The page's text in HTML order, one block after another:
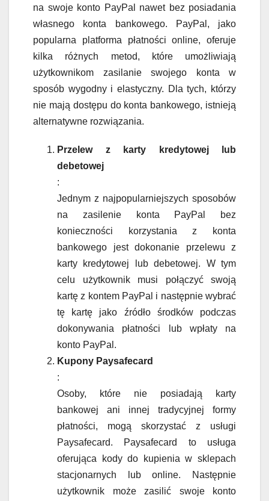
na swoje konto PayPal nawet bez posiadania
własnego konta bankowego. PayPal, jako
popularna platforma płatności online, oferuje
kilka różnych metod, które umożliwiają
użytkownikom zasilanie swojego konta w
sposób wygodny i elastyczny. Dla tych, którzy
nie mają dostępu do konta bankowego, istnieją
alternatywne rozwiązania.
Przelew z karty kredytowej lub
debetowej
:
Jednym z najpopularniejszych sposobów
na zasilenie konta PayPal bez
konieczności korzystania z konta
bankowego jest dokonanie przelewu z
karty kredytowej lub debetowej. W tym
celu użytkownik musi połączyć swoją
kartę z kontem PayPal i następnie wybrać
tę kartę jako źródło środków podczas
dokonywania płatności lub wpłaty na
konto PayPal.
Kupony Paysafecard
:
Osoby, które nie posiadają karty
bankowej ani innej tradycyjnej formy
płatności, mogą skorzystać z usługi
Paysafecard. Paysafecard to usługa
oferująca kody do kupienia w sklepach
stacjonarnych lub online. Następnie
użytkownik może zasilić swoje konto